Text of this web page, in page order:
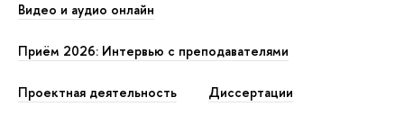
Видео и аудио онлайн
Приём 2026: Интервью с преподавателями
Проектная деятельность Диссертации